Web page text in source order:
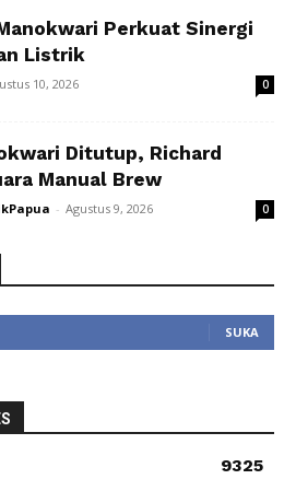
Perkuat Sinergi
Listrik
10, 2026 0
Ditutup, Richard
Manual Brew
- Agustus 9, 2026 0
SUKA
9325